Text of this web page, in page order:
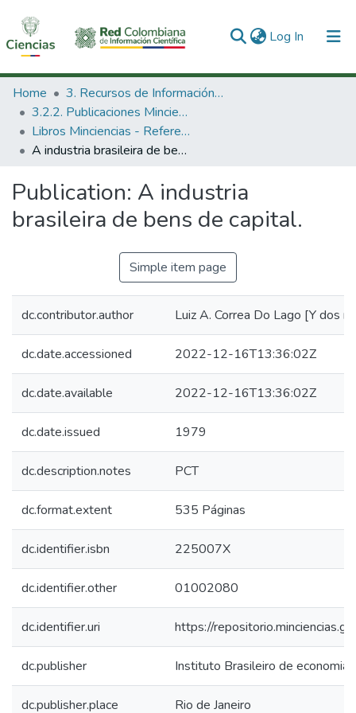
Log In (current)
Communities & Collections
All of DSpace
Statistics
Home
3. Recursos de Información Científica y Tecnológica
3.2.2. Publicaciones Minciencias
Libros Minciencias - Referenciales
A industria brasileira de bens de capital.
Publication: A industria
brasileira de bens de capital.
Simple item page
dc.contributor.author Luiz A. Correa Do Lago [Y dos
dc.date.accessioned 2022-12-16T13:36:02Z
dc.date.available 2022-12-16T13:36:02Z
dc.date.issued 1979
dc.description.notes PCT
dc.format.extent 535 Páginas
dc.identifier.isbn 225007X
dc.identifier.other 01002080
dc.identifier.uri https://
dc.publisher Instituto Brasileiro de economia
dc.publisher.place Rio de Janeiro